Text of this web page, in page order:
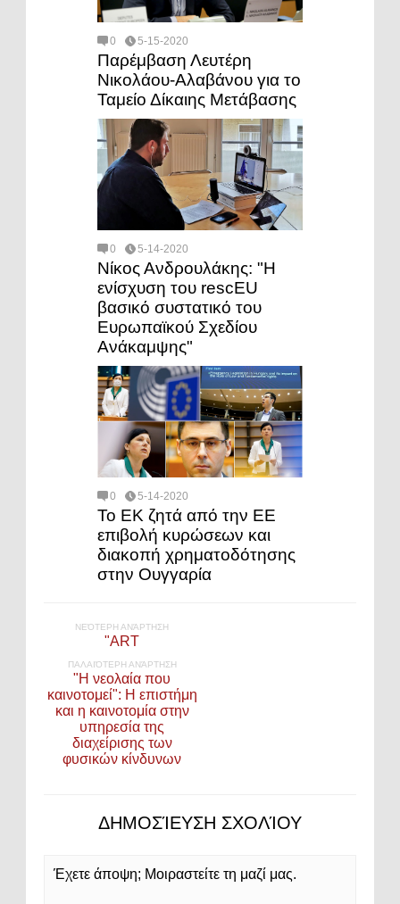
0 5-15-2020
Παρέμβαση Λευτέρη
Νικολάου-Αλαβάνου για το
Ταμείο Δίκαιης Μετάβασης
0 5-14-2020
Νίκος Ανδρουλάκης: "Η
ενίσχυση του rescEU
βασικό συστατικό του
Ευρωπαϊκού Σχεδίου
Ανάκαμψης"
0 5-14-2020
Το ΕΚ ζητά από την ΕΕ
επιβολή κυρώσεων και
διακοπή χρηματοδότησης
στην Ουγγαρία
ΝΕΌΤΕΡΗ ΑΝΆΡΤΗΣΗ
"ART
ΠΑΛΑΙΌΤΕΡΗ ΑΝΆΡΤΗΣΗ
"Η νεολαία που
καινοτομεί": Η επιστήμη
και η καινοτομία στην
υπηρεσία της
διαχείρισης των
φυσικών κίνδυνων
ΔΗΜΟΣΊΕΥΣΗ ΣΧΟΛΊΟΥ
Έχετε άποψη; Μοιραστείτε τη μαζί μας.